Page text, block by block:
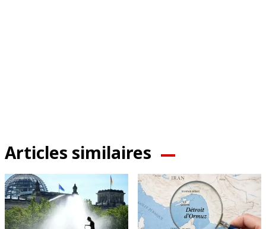
Articles similaires